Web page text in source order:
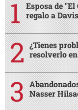
Esposa de
regalo a
¿Tienes
resolverlo
Nasser